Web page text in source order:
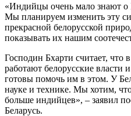
«Индийцы очень мало знают о
Мы планируем изменить эту
прекрасной белорусской
показывать их нашим
Господин Бхарти считает, что
работают белорусские
готовы помочь им в этом. У
науке и технике. Мы хотим,
больше индийцев», – заявил
Беларусь.